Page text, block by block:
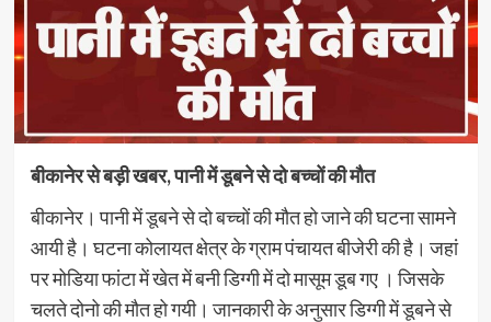
बीकानेर से बड़ी खबर, पानी में डूबने से दो बच्चों की मौत
बीकानेर। पानी में डूबने से दो बच्चों की मौत हो जाने की घटना सामने
आयी है। घटना कोलायत क्षेत्र के ग्राम पंचायत बीजेरी की है। जहां
पर मोडिया फांटा में खेत में बनी डिग्गी में दो मासूम डूब गए । जिसके
चलते दोनो की मौत हो गयी। जानकारी के अनुसार डिग्गी में डूबने से